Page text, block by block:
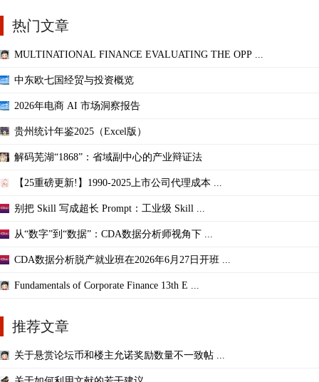
热门文章
MULTINATIONAL FINANCE EVALUATING THE OPP ...
中东欧七国经贸与投资概览
2026年电商 AI 市场洞察报告
贵州统计年鉴2025（Excel版）
解码芜湖“1868”：省域副中心的产业辩证法
【25重磅更新!】1990-2025上市公司代理成本 ...
别把 Skill 写成超长 Prompt：工业级 Skill ...
从“数字”到“数据”：CDA数据分析师视角下 ...
CDA数据分析脱产就业班在2026年6月27日开班 ...
Fundamentals of Corporate Finance 13th E ...
推荐文章
关于悬赏论坛币和楼主允诺奖励数量不一致帖 ...